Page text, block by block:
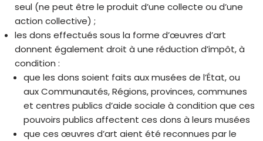
seul (ne peut être le produit d’une collecte ou d’une
action collective) ;
les dons effectués sous la forme d’œuvres d’art
donnent également droit à une réduction d’impôt, à
condition :
que les dons soient faits aux musées de l’État, ou
aux Communautés, Régions, provinces, communes
et centres publics d’aide sociale à condition que ces
pouvoirs publics affectent ces dons à leurs musées
que ces œuvres d’art aient été reconnues par le